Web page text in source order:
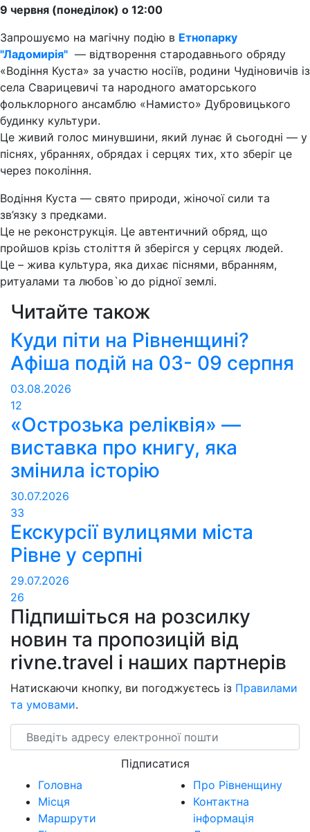
9 червня (понеділок) о 12:00
Запрошуємо на магічну подію в Етнопарку
"Ладомирія" — відтворення стародавнього обряду
«Водіння Куста» за участю носіїв, родини Чудіновичів із
села Сварицевичі та народного аматорського
фольклорного ансамблю «Намисто» Дубровицького
будинку культури.
Це живий голос минувшини, який лунає й сьогодні — у
піснях, убраннях, обрядах і серцях тих, хто зберіг це
через покоління.
Водіння Куста — свято природи, жіночої сили та
зв’язку з предками.
Це не реконструкція. Це автентичний обряд, що
пройшов крізь століття й зберігся у серцях людей.
Це – жива культура, яка дихає піснями, вбранням,
ритуалами та любов`ю до рідної землі.
Читайте також
Куди піти на Рівненщині?
Афіша подій на 03- 09 серпня
03.08.2026
12
«Острозька реліквія» —
виставка про книгу, яка
змінила історію
30.07.2026
33
Екскурсії вулицями міста
Рівне у серпні
29.07.2026
26
Підпишіться на розсилку
новин та пропозицій від
rivne.travel і наших партнерів
Натискаючи кнопку, ви погоджуєтесь із Правилами
та умовами.
Email
Підписатися
Головна
Місця
Маршрути
Про Рівненщину
Контактна
інформація